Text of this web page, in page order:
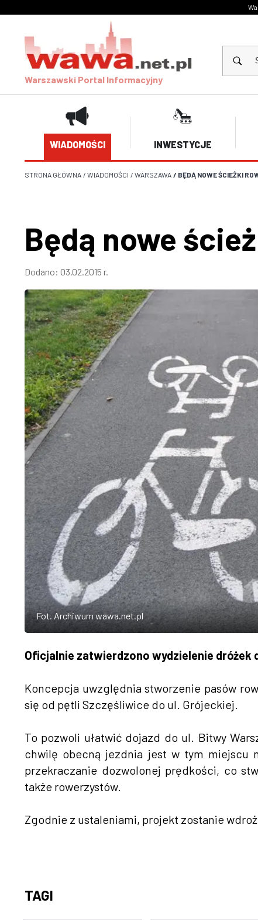
Warszawski Portal Informacyjny
WIADOMOŚCI INWESTYCJE
STRONA GŁÓWNA / WIADOMOŚCI / WARSZAWA / BĘDĄ NOWE ŚCIEŻKI
Będą nowe
Dodano: 03.02.2015 r.
Fot. Archiwum wawa.net.pl
Oficjalnie zatwierdzono wydzielenie dróżek
Koncepcja uwzględnia stworzenie pasów
się od pętli Szczęśliwice do ul. Grójeckiej.
To pozwoli ułatwić dojazd do ul. Bitwy
chwilę obecną jezdnia jest w tym miejscu
przekraczanie dozwolonej prędkości, co
także rowerzystów.
Zgodnie z ustaleniami, projekt zostanie
TAGI